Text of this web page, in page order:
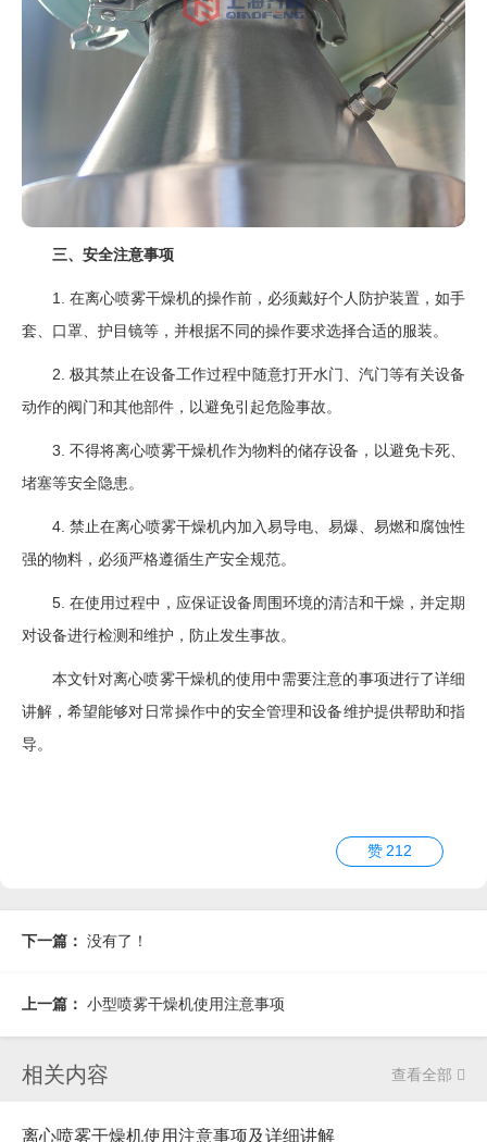
三、安全注意事项
1. 在离心喷雾干燥机的操作前，必须戴好个人防护装置，如手
套、口罩、护目镜等，并根据不同的操作要求选择合适的服装。
2. 极其禁止在设备工作过程中随意打开水门、汽门等有关设备
动作的阀门和其他部件，以避免引起危险事故。
3. 不得将离心喷雾干燥机作为物料的储存设备，以避免卡死、
堵塞等安全隐患。
4. 禁止在离心喷雾干燥机内加入易导电、易爆、易燃和腐蚀性
强的物料，必须严格遵循生产安全规范。
5. 在使用过程中，应保证设备周围环境的清洁和干燥，并定期
对设备进行检测和维护，防止发生事故。
本文针对离心喷雾干燥机的使用中需要注意的事项进行了详细
讲解，希望能够对日常操作中的安全管理和设备维护提供帮助和指
导。
赞 212
下一篇： 没有了！
上一篇： 小型喷雾干燥机使用注意事项
相关内容 查看全部 
离心喷雾干燥机使用注意事项及详细讲解